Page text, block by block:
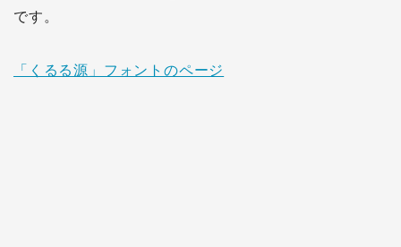
です。
「くるる源」フォントのページ